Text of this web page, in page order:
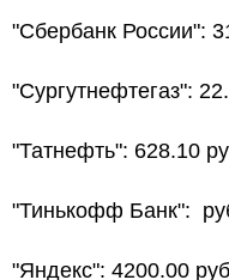
"Сбербанк России":
"Сургутнефтегаз":
"Татнефть": 628.10
"Тинькофф Банк":
"Яндекс": 4200.00